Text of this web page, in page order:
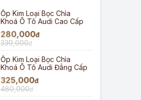
Ốp Kim Loại Bọc Chìa
Khoá Ô Tô Audi Cao Cấp
280,000đ
330,000đ
Ốp Kim Loại Bọc Chìa
Khoá Ô Tô Audi Đẳng Cấp
325,000đ
480,000đ